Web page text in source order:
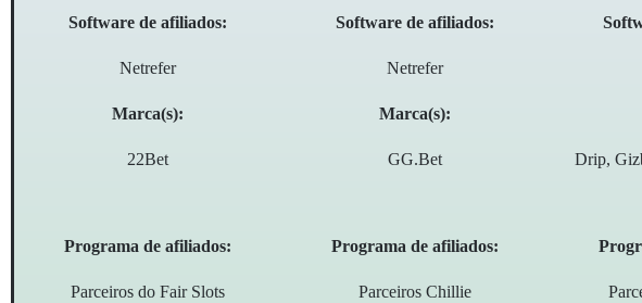
Software de afiliados:
Netrefer
Marca(s):
22Bet
Software de afiliados:
Netrefer
Marca(s):
GG.Bet Drip,
Programa de afiliados:
Parceiros do Fair Slots
Programa de afiliados:
Parceiros Chillie